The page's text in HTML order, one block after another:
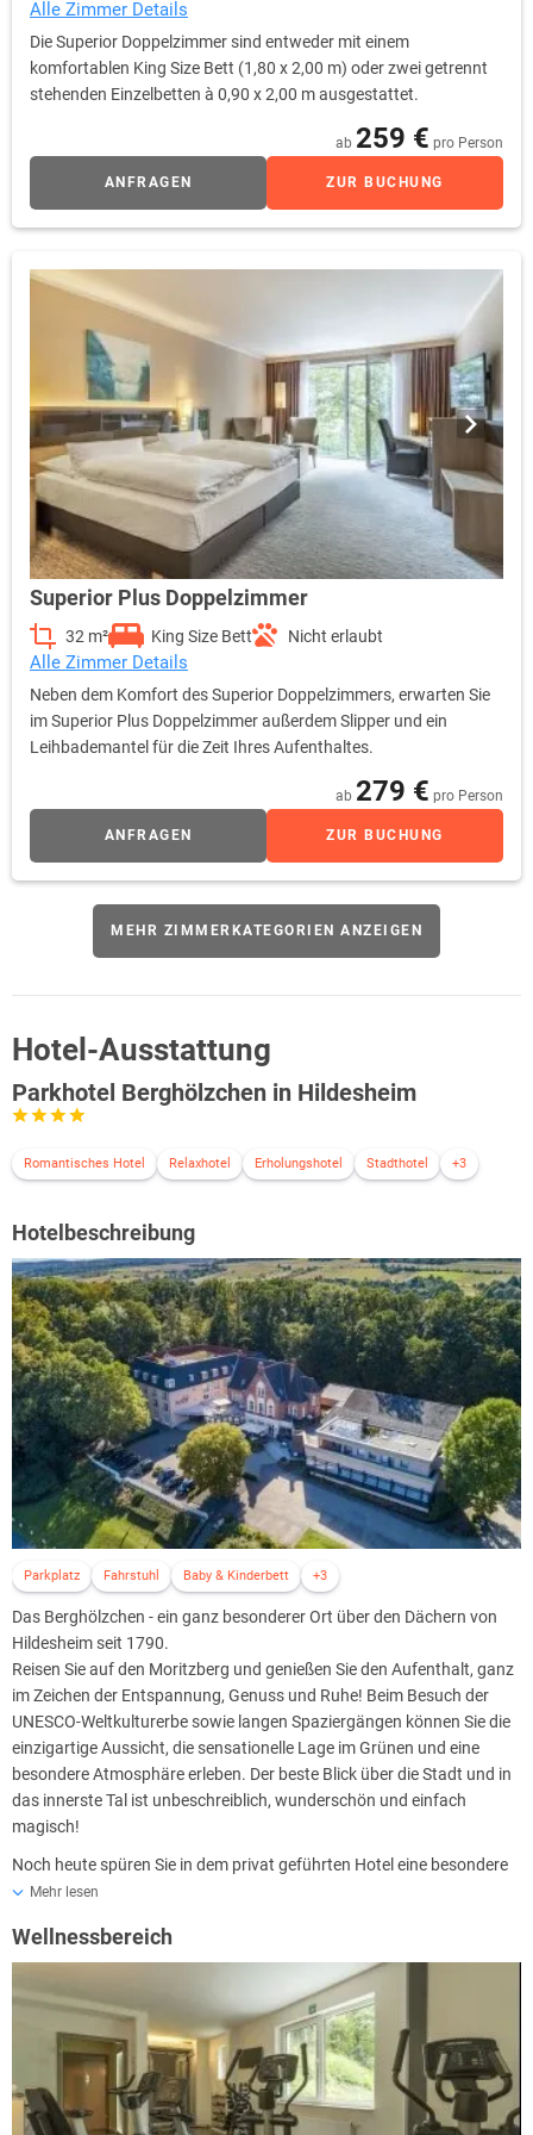
Alle Zimmer Details
Die Superior Doppelzimmer sind entweder mit einem
komfortablen King Size Bett (1,80 x 2,00 m) oder zwei getrennt
stehenden Einzelbetten à 0,90 x 2,00 m ausgestattet.
ab 259 € pro Person
ANFRAGEN ZUR BUCHUNG
Superior Plus Doppelzimmer
32 m² King Size Bett Nicht erlaubt
Alle Zimmer Details
Neben dem Komfort des Superior Doppelzimmers, erwarten Sie
im Superior Plus Doppelzimmer außerdem Slipper und ein
Leihbademantel für die Zeit Ihres Aufenthaltes.
ab 279 € pro Person
ANFRAGEN ZUR BUCHUNG
MEHR ZIMMERKATEGORIEN ANZEIGEN
Hotel-Ausstattung
Parkhotel Berghölzchen in Hildesheim
Romantisches Hotel Relaxhotel Erholungshotel Stadthotel +3
Hotelbeschreibung
Parkplatz Fahrstuhl Baby & Kinderbett +3
Das Berghölzchen - ein ganz besonderer Ort über den Dächern von
Hildesheim seit 1790.
Reisen Sie auf den Moritzberg und genießen Sie den Aufenthalt, ganz
im Zeichen der Entspannung, Genuss und Ruhe! Beim Besuch der
UNESCO-Weltkulturerbe sowie langen Spaziergängen können Sie die
einzigartige Aussicht, die sensationelle Lage im Grünen und eine
besondere Atmosphäre erleben. Der beste Blick über die Stadt und in
das innerste Tal ist unbeschreiblich, wunderschön und einfach
magisch!
Noch heute spüren Sie in dem privat geführten Hotel eine besondere
Historik. Im Jahr 1770 legten die Stiftsherren in dem Wäldchen
entstand dort eine attraktive Gaststätte, die von Hildesheimer
Bürgern gern besucht wurde. Mit der Errichtung des kleinen „Salon“
war ein neues Kulturhighlight der Stadt entstanden. Vor allem die
Tanzgesellschaften fanden hier Ihr zweites zu Hause. „Prager
Musikanten“ im Sommer und „Janischarenmusik“ ab 1802 sorgten
für beste musikalische Unterhaltung. 1805 spielten im „Hölzchen“ die
Musiker der in Hildesheim in Garnison liegenden preußischen
Soldaten.
Mehr lesen
Wellnessbereich